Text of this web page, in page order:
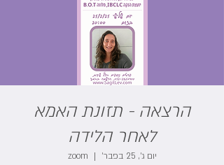
הרצאה - תזונת האמא
לאחר הלידה
יום ג׳, 25 בפבר׳
  |
zoom